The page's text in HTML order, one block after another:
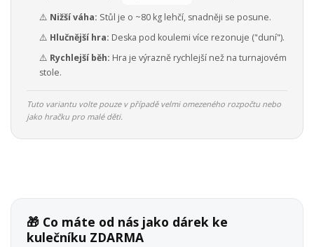
⚠️ Nižší váha: Stůl je o ~80 kg lehčí, snadněji se posune.
⚠️ Hlučnější hra: Deska pod koulemi více rezonuje ("duní").
⚠️ Rychlejší běh: Hra je výrazně rychlejší než na turnajovém
stole.
Tuto variantu volte pouze v případě velmi omezeného rozpočtu nebo
jako hračku pro malé děti.
🎁 Co máte od nás jako dárek ke
kulečníku ZDARMA